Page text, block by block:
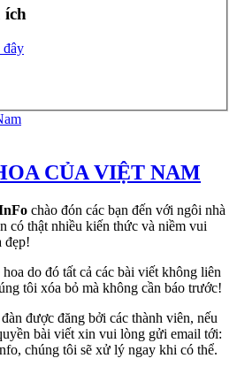
ích
đây
CỦA VIỆT NAM
chào đón các bạn đến với ngôi nhà
có thật nhiều kiến thức và niềm vui
đẹp!
do đó tất cả các bài viết không liên
tôi xóa bỏ mà không cần báo trước!
được đăng bởi các thành viên, nếu
bài viết xin vui lòng gửi email tới:
chúng tôi sẽ xử lý ngay khi có thể.